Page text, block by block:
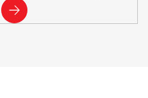
PŘIHLÁSIT
SE